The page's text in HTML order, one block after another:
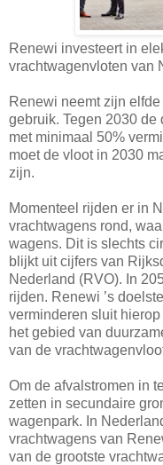
Renewi investeert in
vrachtwagenvloten van
Renewi neemt zijn
gebruik. Tegen 2030 de
met minimaal 50%
moet de vloot in 2030
zijn.
Momenteel rijden er in
vrachtwagens rond,
wagens. Dit is slechts
blijkt uit cijfers van
Nederland (RVO). In
rijden. Renewi ’s
verminderen sluit
het gebied van
van de
Om de afvalstromen in
zetten in secundaire
wagenpark. In
vrachtwagens van
van de grootste